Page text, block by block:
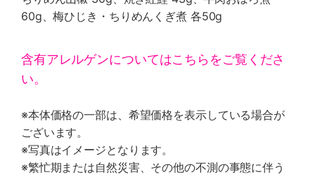
60g、梅ひじき・ちりめんくぎ煮 各50g
含有アレルゲンについてはこちらをご覧くださ
い。
※本体価格の一部は、希望価格を表示している場合が
ございます。
※写真はイメージとなります。
※繁忙期または自然災害、その他の不測の事態に伴う